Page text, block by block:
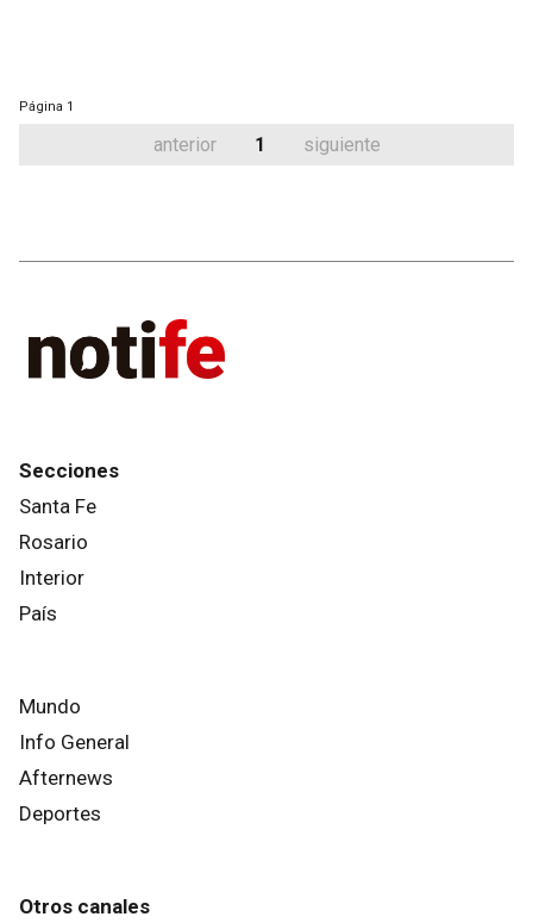
Página 1
anterior 1 siguiente
Secciones
Santa Fe
Rosario
Interior
País
Mundo
Info General
Afternews
Deportes
Otros canales